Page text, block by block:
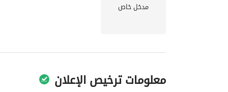
حسب احتياجاتك.
مدخل خاص
معلومات ترخيص الإعلان